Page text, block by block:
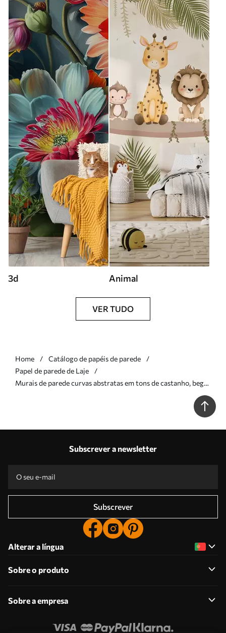
3d Animal
VER TUDO
Home
Catálogo de papéis de parede
Papel de parede de Laje
Murais de parede curvas abstratas em tons de castanho, bege
Subscrever a newsletter
Subscrever
Alterar a língua
Sobre o produto
Sobre a empresa